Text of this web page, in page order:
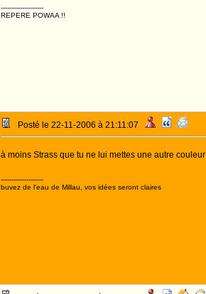
--------------------
REPERE POWAA !!
Posté le 22-11-2006 à 21:11:07
à moins Strass que tu ne lui mettes une autre couleur
--------------------
buvez de l'eau de Millau, vos idées seront claires